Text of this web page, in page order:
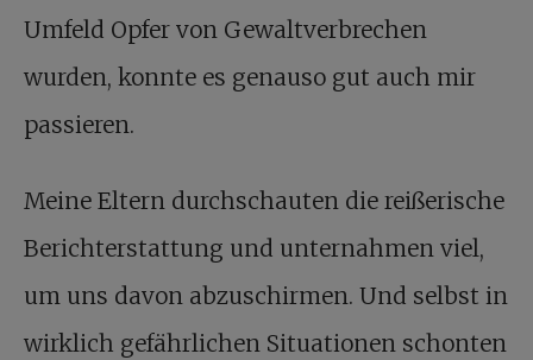
Umfeld Opfer von Gewaltverbrechen
wurden, konnte es genauso gut auch mir
passieren.
Meine Eltern durchschauten die reißerische
Berichterstattung und unternahmen viel,
um uns davon abzuschirmen. Und selbst in
wirklich gefährlichen Situationen schonten